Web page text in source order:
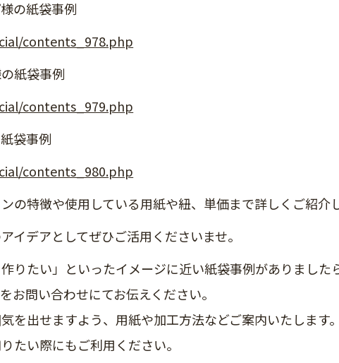
の紙袋事例
contents_978.php
紙袋事例
contents_979.php
袋事例
contents_980.php
の特徴や使用している用紙や紐、単価まで詳しくご紹介
イデアとしてぜひご活用くださいませ。
りたい」といったイメージに近い紙袋事例がありました
お問い合わせにてお伝えください。
を出せますよう、用紙や加工方法などご案内いたします。
たい際にもご利用ください。